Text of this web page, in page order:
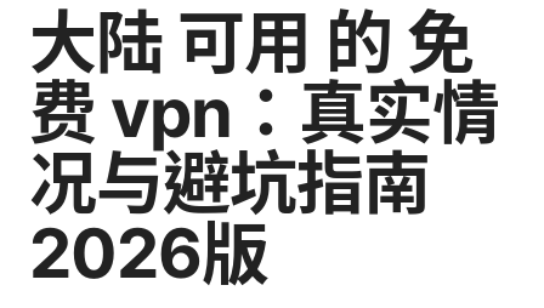
大陆 可用 的 免
费 vpn：真实情
况与避坑指南
2026版